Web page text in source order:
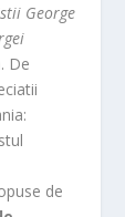
George
De
de